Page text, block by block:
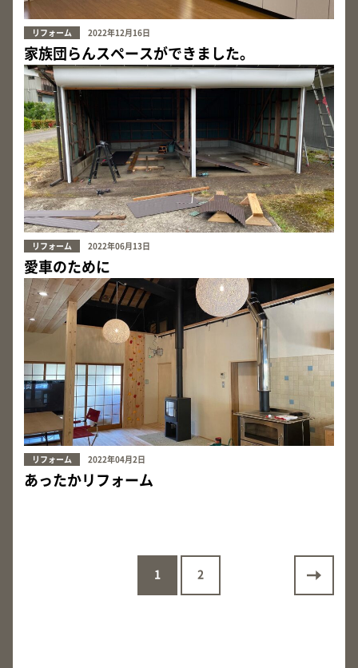
リフォーム 2022年12月16日
家族団らんスペースができました。
リフォーム 2022年06月13日
愛車のために
リフォーム 2022年04月2日
あったかリフォーム
1 2